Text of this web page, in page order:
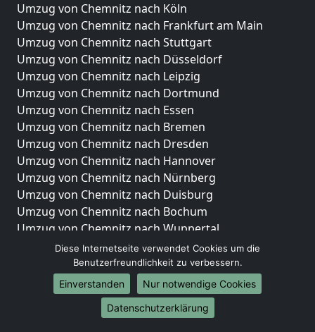
Umzug von Chemnitz nach Köln
Umzug von Chemnitz nach Frankfurt am Main
Umzug von Chemnitz nach Stuttgart
Umzug von Chemnitz nach Düsseldorf
Umzug von Chemnitz nach Leipzig
Umzug von Chemnitz nach Dortmund
Umzug von Chemnitz nach Essen
Umzug von Chemnitz nach Bremen
Umzug von Chemnitz nach Dresden
Umzug von Chemnitz nach Hannover
Umzug von Chemnitz nach Nürnberg
Umzug von Chemnitz nach Duisburg
Umzug von Chemnitz nach Bochum
Umzug von Chemnitz nach Wuppertal
Umzug von Chemnitz nach Bielefeld
Umzug von Chemnitz nach Bonn
Umzug von Chemnitz nach Münster
Internationale-Umzüge
Diese Internetseite verwendet Cookies um die
Benutzerfreundlichkeit zu verbessern.
Einverstanden
Nur notwendige Cookies
Datenschutzerklärung